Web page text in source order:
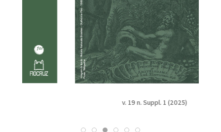
v. 19 n. Suppl. 1 (2025)